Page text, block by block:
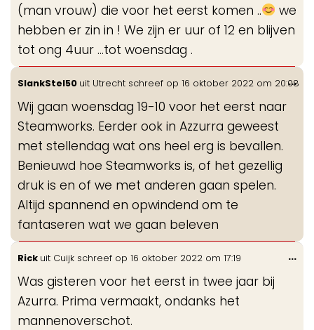
(man vrouw) die voor het eerst komen ..
we
hebben er zin in ! We zijn er uur of 12 en blijven
tot ong 4uur ...tot woensdag .
SlankStel50 uit Utrecht schreef op 16 oktober 2022 om 20:08
Wij gaan woensdag 19-10 voor het eerst naar
Steamworks. Eerder ook in Azzurra geweest
met stellendag wat ons heel erg is bevallen.
Benieuwd hoe Steamworks is, of het gezellig
druk is en of we met anderen gaan spelen.
Altijd spannend en opwindend om te
fantaseren wat we gaan beleven
...
Rick uit Cuijk schreef op 16 oktober 2022 om 17:19
Was gisteren voor het eerst in twee jaar bij
Azurra. Prima vermaakt, ondanks het
mannenoverschot.
...